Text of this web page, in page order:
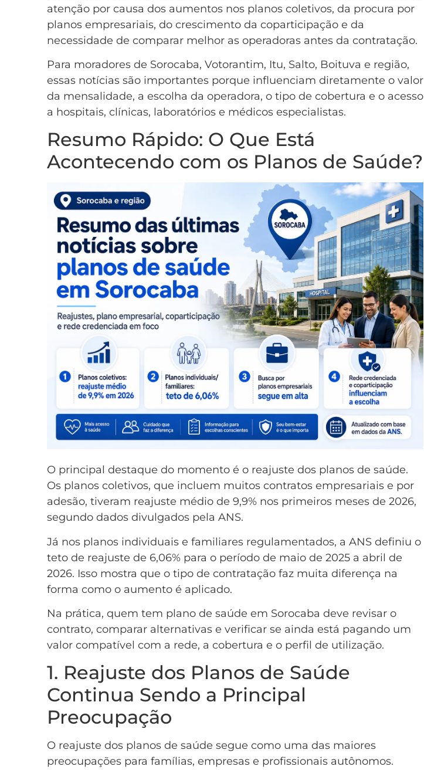
atenção por causa dos aumentos nos planos coletivos, da procura por
planos empresariais, do crescimento da coparticipação e da
necessidade de comparar melhor as operadoras antes da contratação.
Para moradores de Sorocaba, Votorantim, Itu, Salto, Boituva e região,
essas notícias são importantes porque influenciam diretamente o valor
da mensalidade, a escolha da operadora, o tipo de cobertura e o acesso
a hospitais, clínicas, laboratórios e médicos especialistas.
Resumo Rápido: O Que Está
Acontecendo com os Planos de Saúde?
O principal destaque do momento é o reajuste dos planos de saúde.
Os planos coletivos, que incluem muitos contratos empresariais e por
adesão, tiveram reajuste médio de 9,9% nos primeiros meses de 2026,
segundo dados divulgados pela ANS.
Já nos planos individuais e familiares regulamentados, a ANS definiu o
teto de reajuste de 6,06% para o período de maio de 2025 a abril de
2026. Isso mostra que o tipo de contratação faz muita diferença na
forma como o aumento é aplicado.
Na prática, quem tem plano de saúde em Sorocaba deve revisar o
contrato, comparar alternativas e verificar se ainda está pagando um
valor compatível com a rede, a cobertura e o perfil de utilização.
1. Reajuste dos Planos de Saúde
Continua Sendo a Principal
Preocupação
O reajuste dos planos de saúde segue como uma das maiores
preocupações para famílias, empresas e profissionais autônomos.